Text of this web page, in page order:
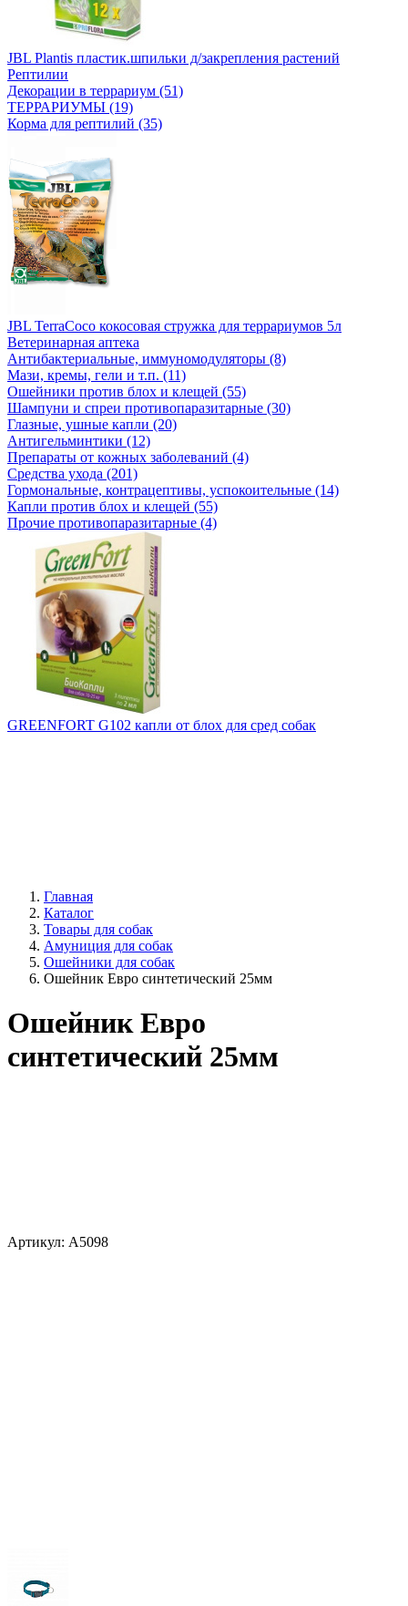
JBL Plantis пластик.шпильки д/закрепления растений
Рептилии
Декорации в террариум (51)
ТЕРРАРИУМЫ (19)
Корма для рептилий (35)
JBL TerraCoco кокосовая стружка для террариумов 5л
Ветеринарная аптека
Антибактериальные, иммуномодуляторы (8)
Мази, кремы, гели и т.п. (11)
Ошейники против блох и клещей (55)
Шампуни и спреи противопаразитарные (30)
Глазные, ушные капли (20)
Антигельминтики (12)
Препараты от кожных заболеваний (4)
Средства ухода (201)
Гормональные, контрацептивы, успокоительные (14)
Капли против блох и клещей (55)
Прочие противопаразитарные (4)
GREENFORT G102 капли от блох для сред собак
Главная
Каталог
Товары для собак
Амуниция для собак
Ошейники для собак
Ошейник Евро синтетический 25мм
Ошейник Евро
синтетический 25мм
Артикул: A5098